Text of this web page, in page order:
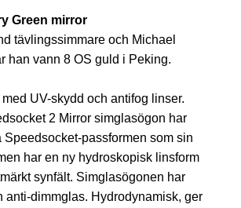
Green mirror
tävlingssimmare och Michael
han vann 8 OS guld i Peking.
UV-skydd och antifog linser.
2 Mirror simglasögon har
Speedsocket-passformen som sin
har en ny hydroskopisk linsform
synfält. Simglasögonen har
anti-dimmglas. Hydrodynamisk, ger